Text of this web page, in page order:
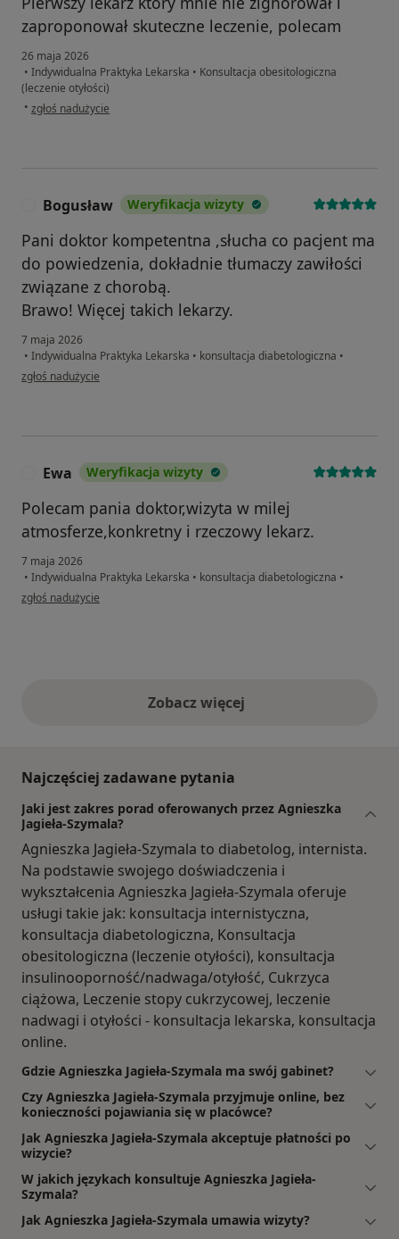
zaproponował skuteczne leczenie, polecam
26 maja 2026
• Indywidualna Praktyka Lekarska • Konsultacja obesitologiczna
(leczenie otyłości)
• w opinii użytkownika Natalia
zgłoś nadużycie
Bogusław Weryfikacja wizyty
Pani doktor kompetentna ,słucha co pacjent ma
do powiedzenia, dokładnie tłumaczy zawiłości
związane z chorobą.
Brawo! Więcej takich lekarzy.
7 maja 2026
• Indywidualna Praktyka Lekarska • konsultacja diabetologiczna •
w opinii użytkownika Bogusław
zgłoś nadużycie
Ewa Weryfikacja wizyty
Polecam pania doktor,wizyta w milej
atmosferze,konkretny i rzeczowy lekarz.
7 maja 2026
• Indywidualna Praktyka Lekarska • konsultacja diabetologiczna •
w opinii użytkownika Ewa
zgłoś nadużycie
Zobacz więcejopinie powyżej
Najczęściej zadawane pytania
Jaki jest zakres porad oferowanych przez Agnieszka
Jagieła-Szymala?
Agnieszka Jagieła-Szymala to diabetolog, internista.
Na podstawie swojego doświadczenia i
wykształcenia Agnieszka Jagieła-Szymala oferuje
usługi takie jak: konsultacja internistyczna,
konsultacja diabetologiczna, Konsultacja
obesitologiczna (leczenie otyłości), konsultacja
insulinooporność/nadwaga/otyłość, Cukrzyca
ciążowa, Leczenie stopy cukrzycowej, leczenie
nadwagi i otyłości - konsultacja lekarska, konsultacja
online.
Gdzie Agnieszka Jagieła-Szymala ma swój gabinet?
Czy Agnieszka Jagieła-Szymala przyjmuje online, bez
konieczności pojawiania się w placówce?
Jak Agnieszka Jagieła-Szymala akceptuje płatności po
wizycie?
W jakich językach konsultuje Agnieszka Jagieła-
Szymala?
Jak Agnieszka Jagieła-Szymala umawia wizyty?